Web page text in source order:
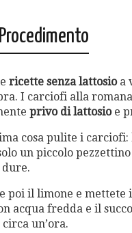
Procedimento
ricette senza lattosioa
I carciofi alla
privo di lattosioe
cosa pulite i
un piccolo
poi il limone e
acqua fredda e il
un’ora.